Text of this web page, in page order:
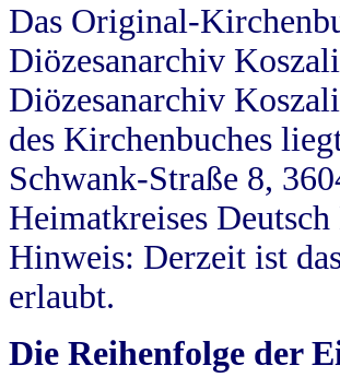
Das Original-
Diözesanarchiv
Diözesanarchiv
des Kirchenbuches
Schwank-Straße 8,
Heimatkreises
Hinweis: Derzeit ist
erlaubt.
Die Reihenfolge der